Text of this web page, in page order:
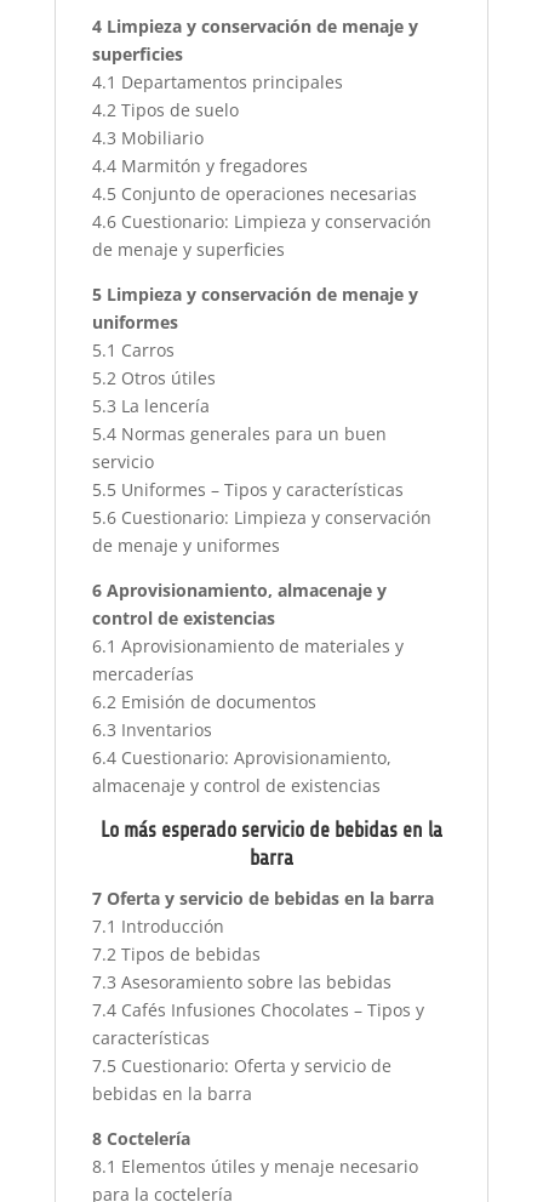
4 Limpieza y conservación de menaje y
superficies
4.1 Departamentos principales
4.2 Tipos de suelo
4.3 Mobiliario
4.4 Marmitón y fregadores
4.5 Conjunto de operaciones necesarias
4.6 Cuestionario: Limpieza y conservación
de menaje y superficies
5 Limpieza y conservación de menaje y
uniformes
5.1 Carros
5.2 Otros útiles
5.3 La lencería
5.4 Normas generales para un buen
servicio
5.5 Uniformes – Tipos y características
5.6 Cuestionario: Limpieza y conservación
de menaje y uniformes
6 Aprovisionamiento, almacenaje y
control de existencias
6.1 Aprovisionamiento de materiales y
mercaderías
6.2 Emisión de documentos
6.3 Inventarios
6.4 Cuestionario: Aprovisionamiento,
almacenaje y control de existencias
Lo más esperado servicio de bebidas en la
barra
7 Oferta y servicio de bebidas en la barra
7.1 Introducción
7.2 Tipos de bebidas
7.3 Asesoramiento sobre las bebidas
7.4 Cafés Infusiones Chocolates – Tipos y
características
7.5 Cuestionario: Oferta y servicio de
bebidas en la barra
8 Coctelería
8.1 Elementos útiles y menaje necesario
para la coctelería